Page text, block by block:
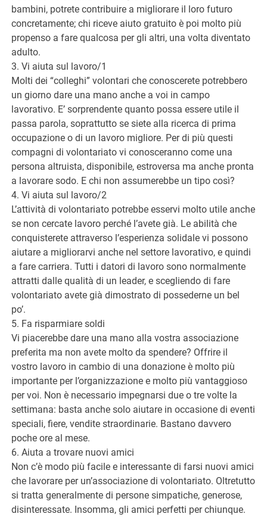
bambini, potrete contribuire a migliorare il loro futuro
concretamente; chi riceve aiuto gratuito è poi molto più
propenso a fare qualcosa per gli altri, una volta diventato
adulto.
3. Vi aiuta sul lavoro/1
Molti dei “colleghi” volontari che conoscerete potrebbero
un giorno dare una mano anche a voi in campo
lavorativo. E’ sorprendente quanto possa essere utile il
passa parola, soprattutto se siete alla ricerca di prima
occupazione o di un lavoro migliore. Per di più questi
compagni di volontariato vi conosceranno come una
persona altruista, disponibile, estroversa ma anche pronta
a lavorare sodo. E chi non assumerebbe un tipo così?
4. Vi aiuta sul lavoro/2
L’attività di volontariato potrebbe esservi molto utile anche
se non cercate lavoro perché l’avete già. Le abilità che
conquisterete attraverso l’esperienza solidale vi possono
aiutare a migliorarvi anche nel settore lavorativo, e quindi
a fare carriera. Tutti i datori di lavoro sono normalmente
attratti dalle qualità di un leader, e scegliendo di fare
volontariato avete già dimostrato di possederne un bel
po’.
5. Fa risparmiare soldi
Vi piacerebbe dare una mano alla vostra associazione
preferita ma non avete molto da spendere? Offrire il
vostro lavoro in cambio di una donazione è molto più
importante per l’organizzazione e molto più vantaggioso
per voi. Non è necessario impegnarsi due o tre volte la
settimana: basta anche solo aiutare in occasione di eventi
speciali, fiere, vendite straordinarie. Bastano davvero
poche ore al mese.
6. Aiuta a trovare nuovi amici
Non c’è modo più facile e interessante di farsi nuovi amici
che lavorare per un’associazione di volontariato. Oltretutto
si tratta generalmente di persone simpatiche, generose,
disinteressate. Insomma, gli amici perfetti per chiunque.